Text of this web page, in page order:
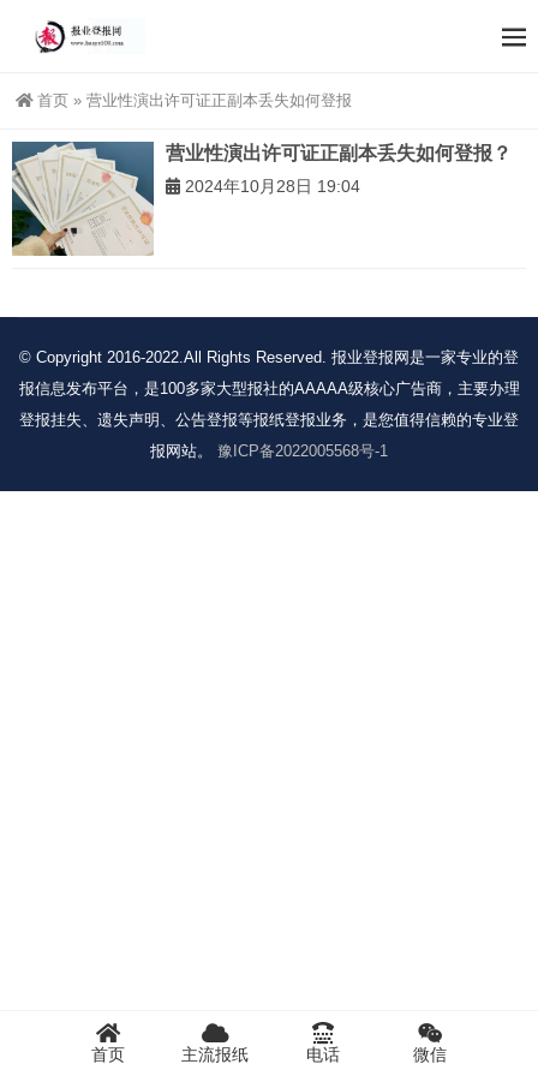
首页 » 营业性演出许可证正副本丢失如何登报
营业性演出许可证正副本丢失如何登报？
2024年10月28日 19:04
© Copyright 2016-2022.All Rights Reserved. 报业登报网是一家专业的登
报信息发布平台，是100多家大型报社的AAAAA级核心广告商，主要办理
登报挂失、遗失声明、公告登报等报纸登报业务，是您值得信赖的专业登
报网站。 豫ICP备2022005568号-1
首页 主流报纸 电话 微信